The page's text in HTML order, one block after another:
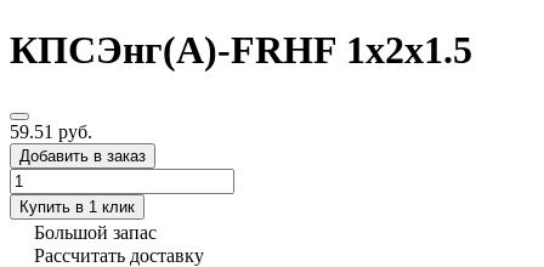
КПСЭнг(А)-FRHF 1х2х1.5
59.51 руб.
Добавить в заказ
Купить в 1 клик
Большой запас
Рассчитать доставку